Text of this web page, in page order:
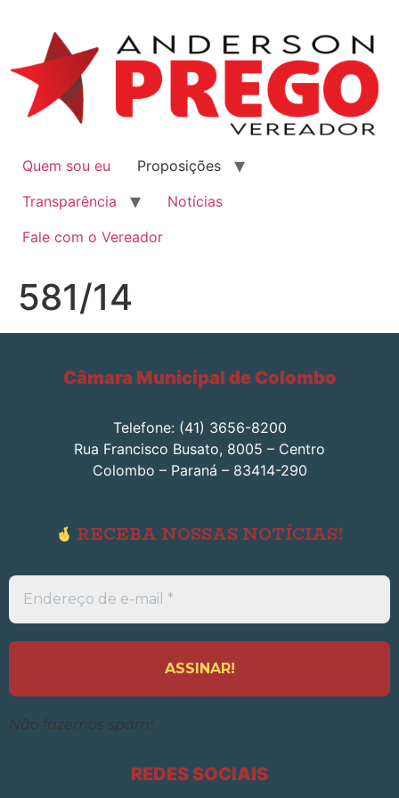
Quem sou eu
Proposições
Transparência
Notícias
Fale com o Vereador
581/14
Câmara Municipal de Colombo
Telefone: (41) 3656-8200
Rua Francisco Busato, 8005 – Centro
Colombo – Paraná – 83414-290
RECEBA NOSSAS NOTÍCIAS!
Endereço
de
e-
*
Não fazemos spam!
REDES SOCIAIS